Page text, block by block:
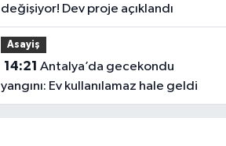
değişiyor! Dev proje açıklandı
Asayiş
14:21
yangını: Ev kullanılamaz hale geldi